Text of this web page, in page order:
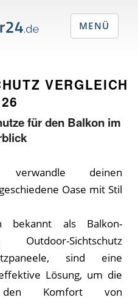
VERGLEICH
für den Balkon im
verwandle deinen
Oase mit Stil
bekannt als Balkon-
Outdoor-Sichtschutz
sind eine
Lösung, um die
den Komfort von
MENÜ